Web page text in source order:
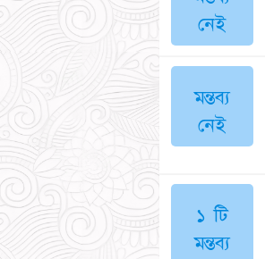
নেই
মন্তব্য
নেই
১ টি
মন্তব্য